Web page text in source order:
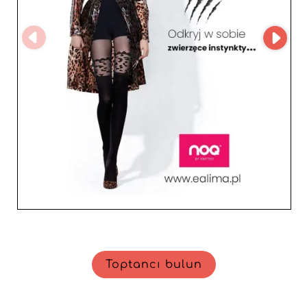
dengesi sağlar. Sonuç olarak, ürün kataloğunuzu
zenginleştirmek ya da satın alma deneyiminizi
geliştirmek istiyorsanız, Alima kadın ve genç moda
dünyasının rekabetçi ortamında öne çıkmak isteyen her
bayi için stratejik ve avantajlı bir seçimdir.
Toptancı bulun